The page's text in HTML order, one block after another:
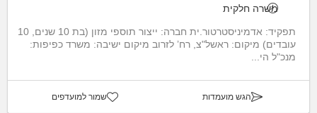
משרה חלקית
תפקיד: אדמיניסטרטור.ית חברה: ייצור תוספי מזון (בת 10 שנים, 10
עובדים) מיקום: ראשל"צ, רח’ לזרוב מיקום ישיבה: משרד כפיפות:
מנכ"ל הי...
הגש מועמדות שמור למועדפים